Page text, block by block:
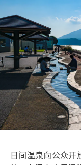
日间温泉向公众开